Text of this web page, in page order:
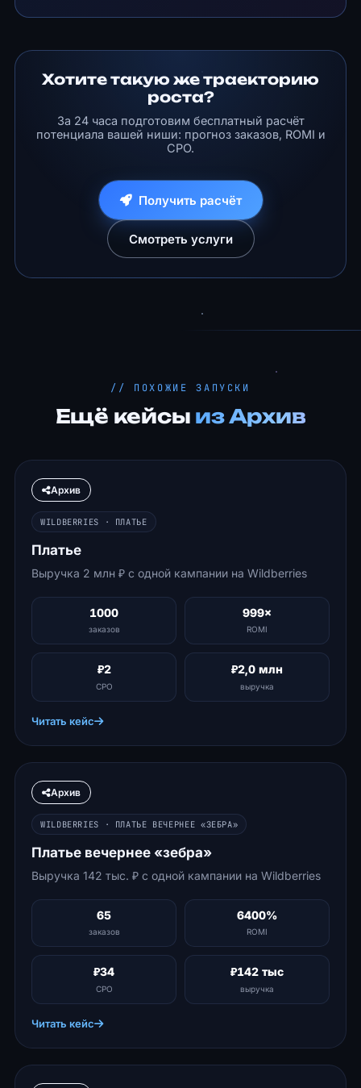
Хотите такую же траекторию
роста?
За 24 часа подготовим бесплатный расчёт
потенциала вашей ниши: прогноз заказов, ROMI и
CPO.
Получить расчёт
Смотреть услуги
// ПОХОЖИЕ ЗАПУСКИ
Ещё кейсы из Архив
Архив
WILDBERRIES · ПЛАТЬЕ
Платье
Выручка 2 млн ₽ с одной кампании на Wildberries
1000
заказов
999×
ROMI
₽2
CPO
₽2,0 млн
выручка
Читать кейс
Архив
WILDBERRIES · ПЛАТЬЕ ВЕЧЕРНЕЕ «ЗЕБРА»
Платье вечернее «зебра»
Выручка 142 тыс. ₽ с одной кампании на Wildberries
65
заказов
6400%
ROMI
₽34
CPO
₽142 тыс
выручка
Читать кейс